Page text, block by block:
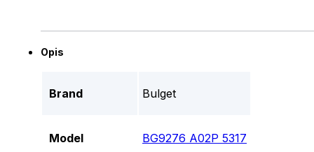
Opis
Brand Bulget
Model BG9276 A02P 5317